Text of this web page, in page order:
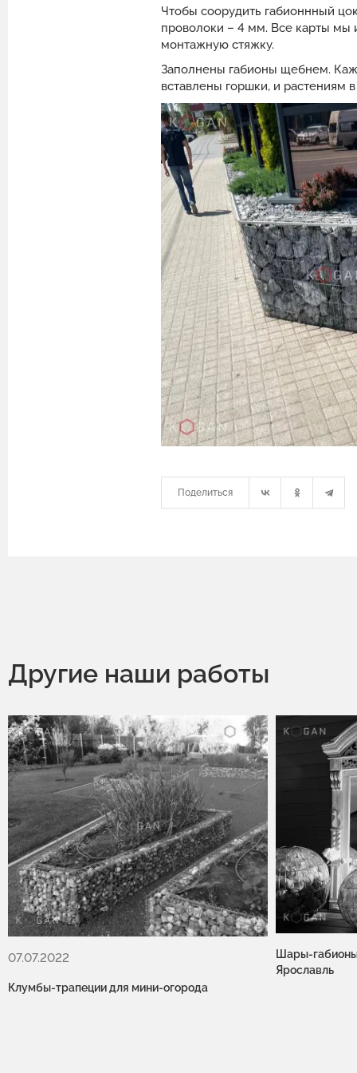
Чтобы соорудить габионнный
проволоки – 4 мм. Все карты мы
монтажную стяжку.
Заполнены габионы щебнем.
вставлены горшки, и растениям
Поделиться
Другие наши работы
07.07.2022
Клумбы-трапеции для мини-огорода
Шары-
Ярославль